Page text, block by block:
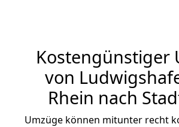
Kostengünstiger
von
Rhein nach
Umzüge können mitunter recht